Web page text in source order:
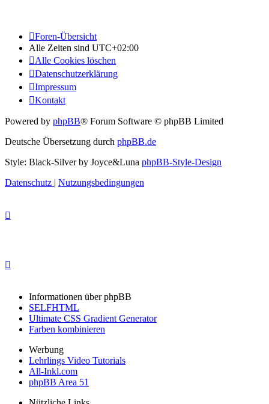
Foren-Übersicht
Alle Zeiten sind UTC+02:00
Alle Cookies löschen
Datenschutzerklärung
Impressum
Kontakt
Powered by phpBB® Forum Software © phpBB Limited
Deutsche Übersetzung durch phpBB.de
Style: Black-Silver by Joyce&Luna phpBB-Style-Design
Datenschutz | Nutzungsbedingungen
Informationen über phpBB
SELFHTML
Ultimate CSS Gradient Generator
Farben kombinieren
Werbung
Lehrlings Video Tutorials
All-Inkl.com
phpBB Area 51